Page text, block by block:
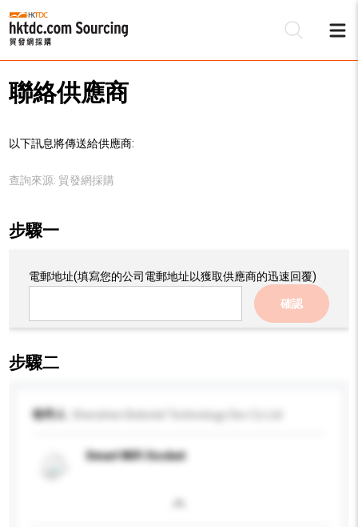
聯絡供應商
以下訊息將傳送給供應商:
查詢來源: 貿發網採購
步驟一
電郵地址(填寫您的公司電郵地址以獲取供應商的迅速回覆)
確認
步驟二
收件人
Smart WiFi Socket